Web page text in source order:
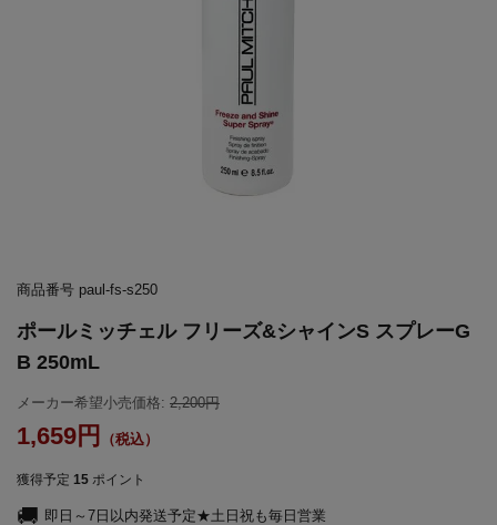
商品番号 paul-fs-s250
ポールミッチェル フリーズ&シャインS スプレーG
B 250mL
メーカー希望小売価格: 2,200
1,659
獲得予定 15 ポイント
即日～7日以内発送予定★土日祝も毎日営業